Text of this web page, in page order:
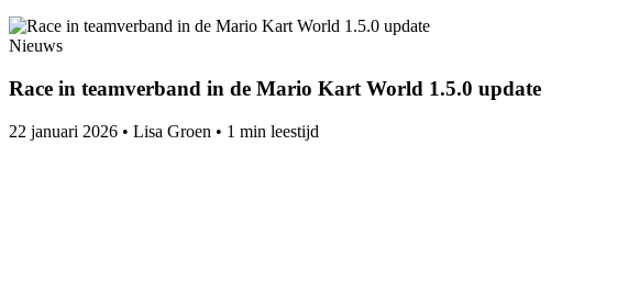
Nieuws
Race in teamverband in de Mario Kart World 1.5.0 update
22 januari 2026 • Lisa Groen • 1 min leestijd